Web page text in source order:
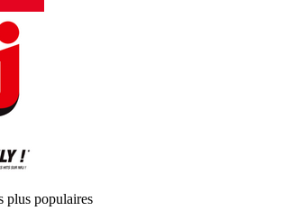
plus populaires